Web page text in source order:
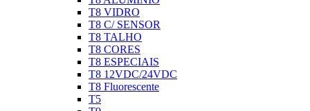
T8 VIDRO
T8 C/ SENSOR
T8 TALHO
T8 CORES
T8 ESPECIAIS
T8 12VDC/24VDC
T8 Fluorescente
T5